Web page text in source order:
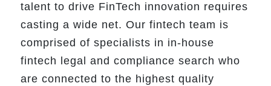
talent to drive FinTech innovation requires
casting a wide net. Our fintech team is
comprised of specialists in in-house
fintech legal and compliance search who
are connected to the highest quality